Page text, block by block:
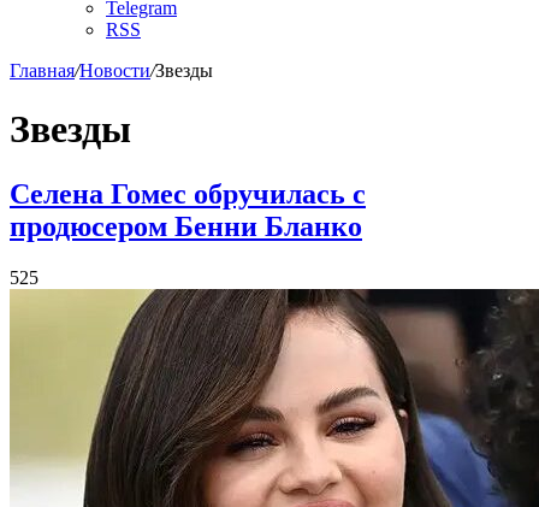
Telegram
RSS
Главная/Новости/Звезды
Звезды
Селена Гомес обручилась с
продюсером Бенни Бланко
525